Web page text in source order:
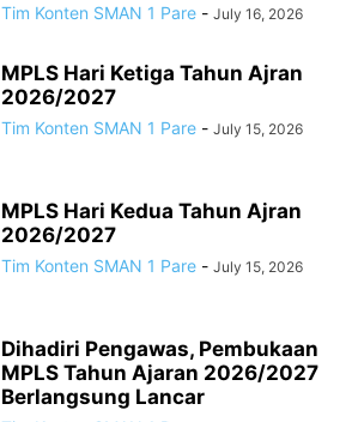
Tim Konten SMAN 1 Pare - July 16, 2026
MPLS Hari Ketiga Tahun Ajran
2026/2027
Tim Konten SMAN 1 Pare - July 15, 2026
MPLS Hari Kedua Tahun Ajran
2026/2027
Tim Konten SMAN 1 Pare - July 15, 2026
Dihadiri Pengawas, Pembukaan
MPLS Tahun Ajaran 2026/2027
Berlangsung Lancar